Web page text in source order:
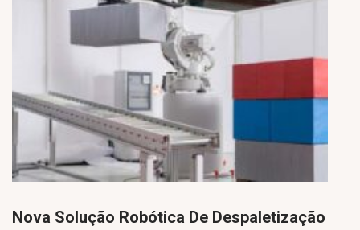
Nova Solução Robótica De Despaletização